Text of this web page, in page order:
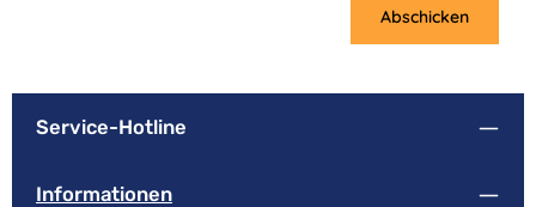
Abschicken
Service-Hotline
Informationen